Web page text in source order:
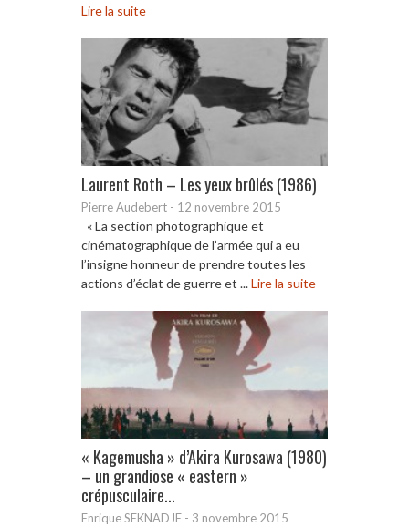
Lire la suite
Laurent Roth – Les yeux brûlés (1986)
Pierre Audebert - 12 novembre 2015
« La section photographique et
cinématographique de l’armée qui a eu
l’insigne honneur de prendre toutes les
actions d’éclat de guerre et ...Lire la suite
« Kagemusha » d’Akira Kurosawa (1980)
– un grandiose « eastern »
crépusculaire...
Enrique SEKNADJE - 3 novembre 2015